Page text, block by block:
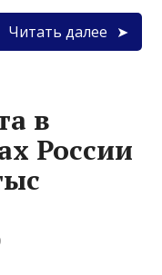
Читать далее
в
России